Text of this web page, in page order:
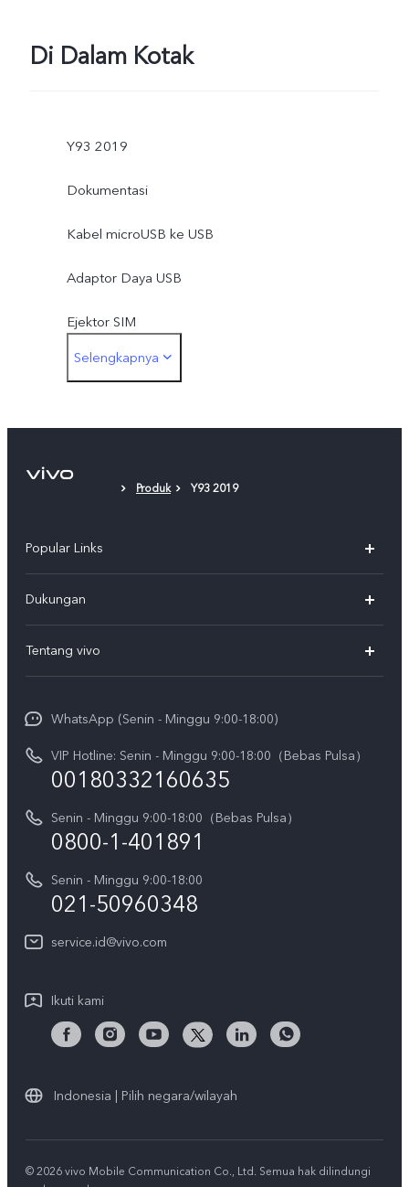
Di Dalam Kotak
Y93 2019
Dokumentasi
Kabel microUSB ke USB
Adaptor Daya USB
Ejektor SIM
Casing Pelindung
Selengkapnya
Produk Y93 2019
Popular Links
T5
T5 Pro
V70 FE
Y05
X300 Pro
Gerai Terdekat
Dukungan
Service Center
Funtouch OS
Pembaruan Sistem
Harga Spare Part
Otentikasi IMEI
Kebijakan Garansi vivo
Layanan Perbaikan Antar Jemput
Unduh LUT untuk Memulihkan Log
Tentang vivo
Sejarah
Berita
Pemberitahuan Hukum
Tentang Kami
Pusat Privasi vivo
WhatsApp (Senin - Minggu 9:00-18:00)
VIP Hotline: Senin - Minggu 9:00-18:00（Bebas Pulsa）
00180332160635
Senin - Minggu 9:00-18:00（Bebas Pulsa）
0800-1-401891
Senin - Minggu 9:00-18:00
021-50960348
service.id@vivo.com
Ikuti kami
Indonesia | Pilih negara/wilayah
© 2026 vivo Mobile Communication Co., Ltd. Semua hak dilindungi